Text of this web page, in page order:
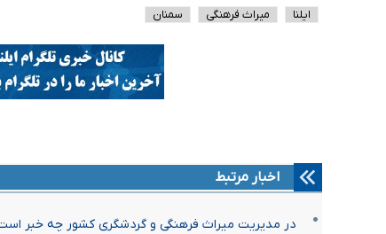
ایلنا میراث فرهنگی سمنان
اخبار مرتبط
در مدیریت میراث فرهنگی و گردشگری کشور چه خبر